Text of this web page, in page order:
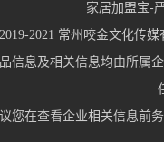
家居加盟宝-
2021 常州咬金文化传媒
信息及相关信息均由所属
您在查看企业相关信息前